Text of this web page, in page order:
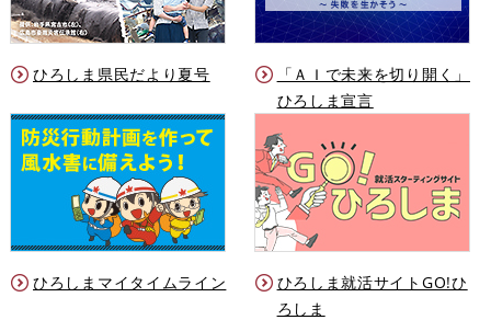
ひろしま県民だより夏号
「ＡＩで未来を切り開く」
ひろしま宣言
ひろしまマイタイムライン
ひろしま就活サイトGO!ひ
ろしま